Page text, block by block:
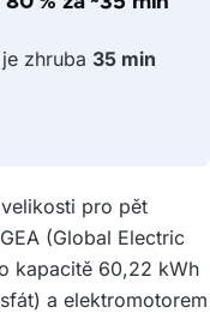
je zhruba 35 min
pro pět
(Global Electric
kapacitě 60,22 kWh
a elektromotorem